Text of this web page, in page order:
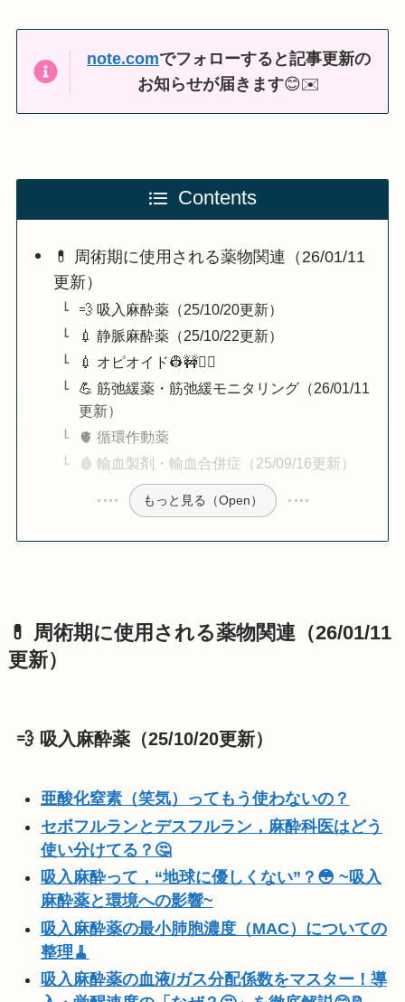
note.comでフォローすると記事更新の
お知らせが届きます😊✉️
Contents
💊 周術期に使用される薬物関連（26/01/11
更新）
💨 吸入麻酔薬（25/10/20更新）
💉 静脈麻酔薬（25/10/22更新）
💉 オピオイド👷🚧👷‍♀️
💪 筋弛緩薬・筋弛緩モニタリング（26/01/11
更新）
🫀 循環作動薬
🩸 輸血製剤・輸血合併症（25/09/16更新）
もっと見る（Open）
💊 周術期に使用される薬物関連（26/01/11
更新）
💨 吸入麻酔薬（25/10/20更新）
亜酸化窒素（笑気）ってもう使わないの？
セボフルランとデスフルラン，麻酔科医はどう
使い分けてる？🤔
吸入麻酔って，“地球に優しくない”？😳 ~吸入
麻酔薬と環境への影響~
吸入麻酔薬の最小肺胞濃度（MAC）についての
整理🧹
吸入麻酔薬の血液/ガス分配係数をマスター！導